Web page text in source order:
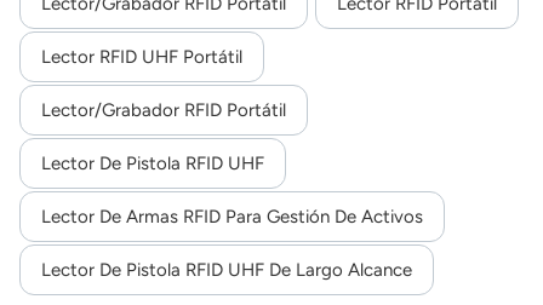
Lector RFID UHF Portátil
Lector/grabador RFID Portátil
Lector De Pistola RFID UHF
Lector De Armas RFID Para Gestión De Activos
Lector De Pistola RFID UHF De Largo Alcance